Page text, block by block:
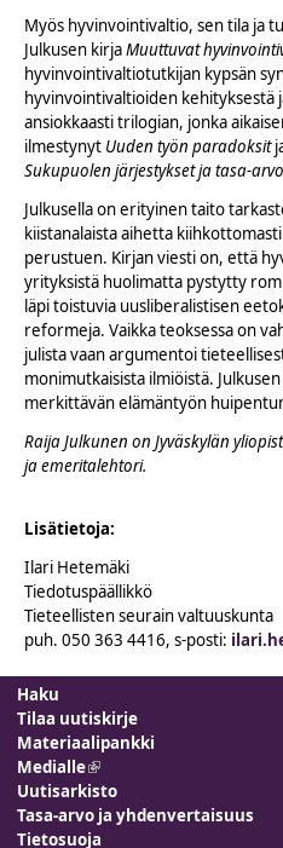
Myös hyvinvointivaltio, sen tila ja
Julkusen kirjaMuuttuvat
hyvinvointivaltiotutkijan kypsän
hyvinvointivaltioiden kehityksestä
ansiokkaasti trilogian, jonka
ilmestynyt Uuden työn paradoksit
Sukupuolen järjestykset ja tasa-
Julkusella on erityinen taito
kiistanalaista aihetta
perustuen. Kirjan viesti on, että
yrityksistä huolimatta pystytty
läpi toistuvia uusliberalistisen
reformeja. Vaikka teoksessa on
julista vaan argumentoi
monimutkaisista ilmiöistä.
merkittävän elämäntyön
Raija Julkunen on Jyväskylän
ja emeritalehtori.
Lisätietoja:
Ilari Hetemäki
Tiedotuspäällikkö
Tieteellisten seurain valtuuskunta
puh. 050 363 4416, s-posti:
Haku
Tilaa uutiskirje
Materiaalipankki
Medialle(link is external)
Uutisarkisto
Tasa-arvo ja yhdenvertaisuus
Tietosuoja